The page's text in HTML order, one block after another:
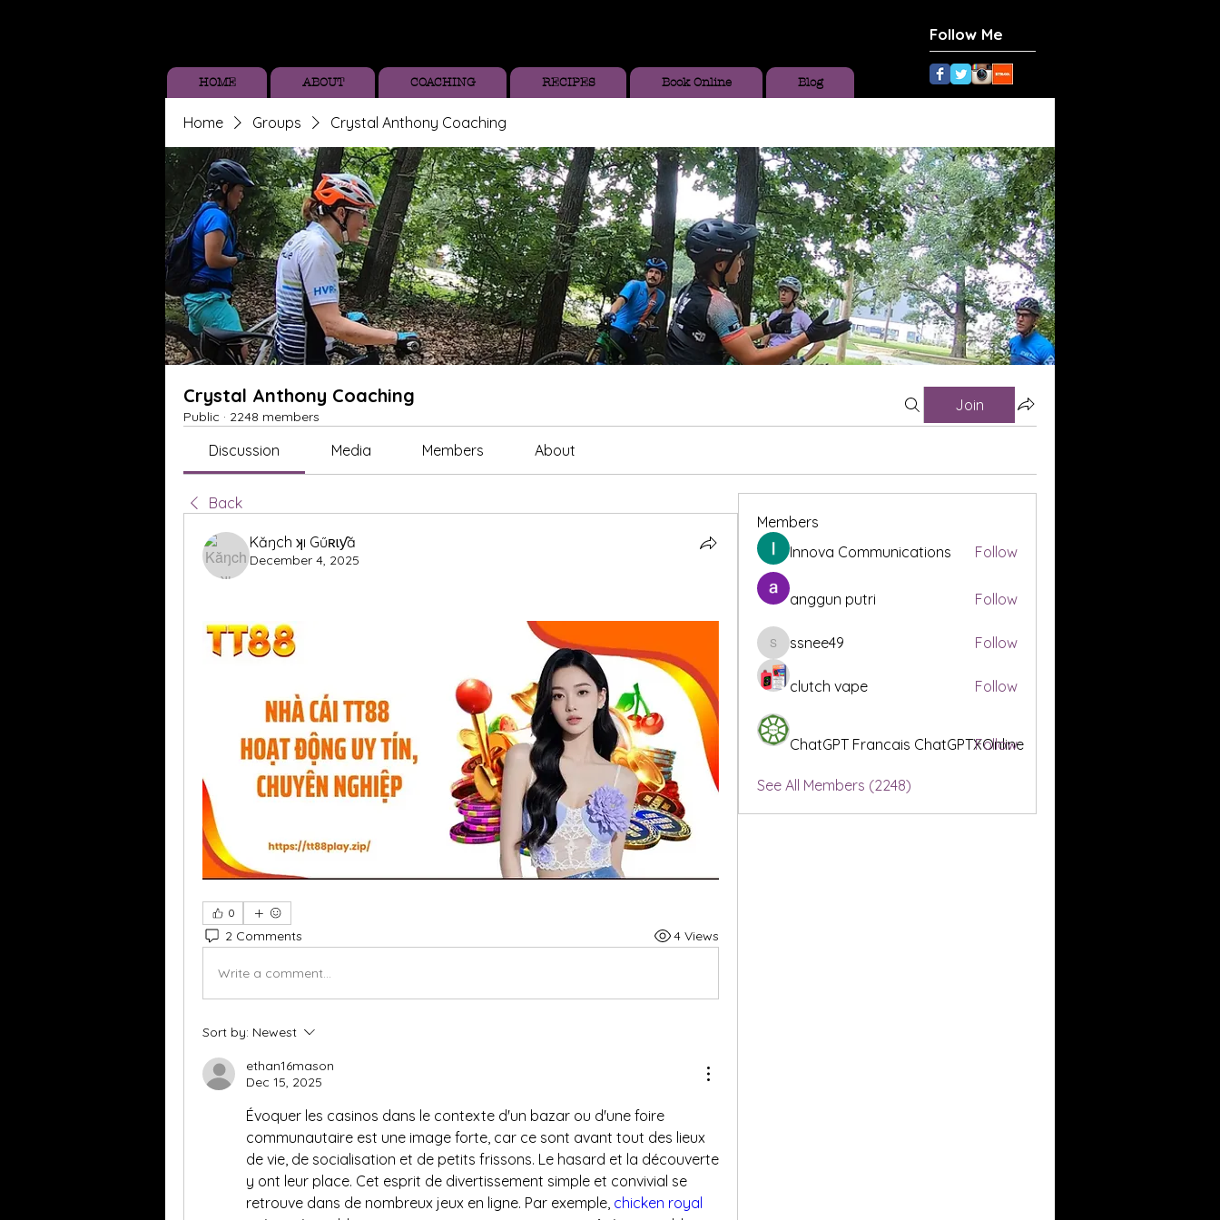
Follow Me
HOME ABOUT COACHING RECIPES Book Online Blog
Home Groups Crystal Anthony Coaching
Crystal Anthony Coaching
Public · 2248 members
Join
Discussion Media Members About
Back
Kăŋch ʞı Gűʀɩƴă
December 4, 2025
0
2 Comments 4 Views
Write a comment...
Sort by: Newest
ethan16mason
Dec 15, 2025
Évoquer les casinos dans le contexte d'un bazar ou d'une foire
communautaire est une image forte, car ce sont avant tout des lieux
de vie, de socialisation et de petits frissons. Le hasard et la découverte
y ont leur place. Cet esprit de divertissement simple et convivial se
retrouve dans de nombreux jeux en ligne. Par exemple, chicken royal
Members
Innova Communications
Follow
anggun putri Follow
ssnee49
ssnee49 Follow
clutch vape Follow
ChatGPT Francais ChatGPTXOnline
Follow
See All Members (2248)